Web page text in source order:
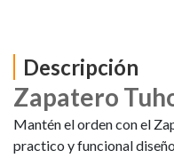
Descripción
Zapatero
Mantén el orden con el
practico y funcional